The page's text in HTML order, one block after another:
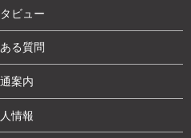
ビュー
る質問
案内
情報